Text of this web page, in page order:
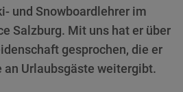
und Snowboardlehrer im
Salzburg. Mit uns hat er über
gesprochen, die er
an Urlaubsgäste weitergibt.